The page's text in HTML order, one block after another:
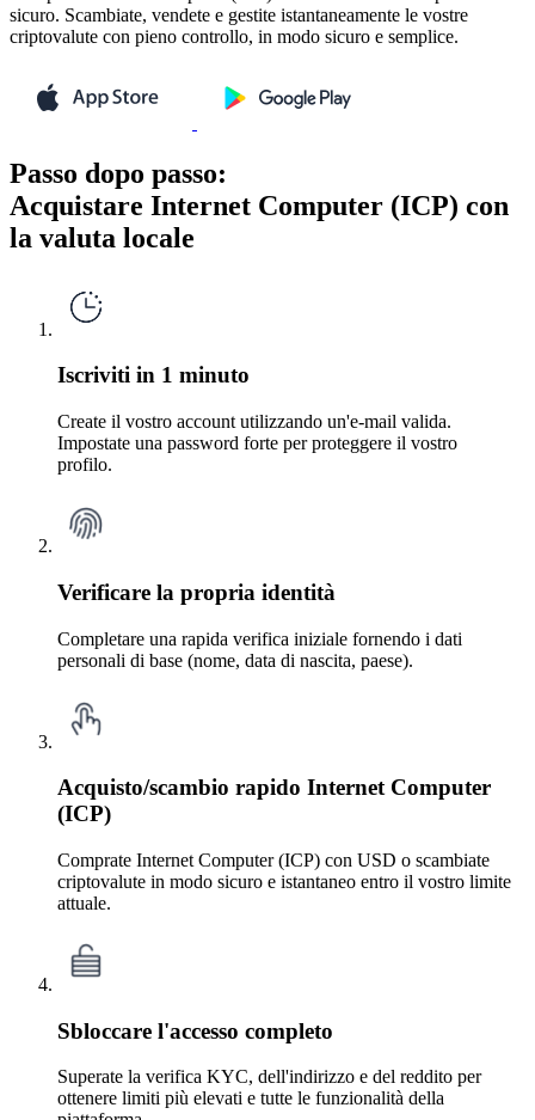
sicuro. Scambiate, vendete e gestite istantaneamente le vostre
criptovalute con pieno controllo, in modo sicuro e semplice.
Passo dopo passo:
Acquistare Internet Computer (ICP) con
la valuta locale
Iscriviti in 1 minuto
Create il vostro account utilizzando un'e-mail valida.
Impostate una password forte per proteggere il vostro
profilo.
Verificare la propria identità
Completare una rapida verifica iniziale fornendo i dati
personali di base (nome, data di nascita, paese).
Acquisto/scambio rapido Internet Computer
(ICP)
Comprate Internet Computer (ICP) con USD o scambiate
criptovalute in modo sicuro e istantaneo entro il vostro limite
attuale.
Sbloccare l'accesso completo
Superate la verifica KYC, dell'indirizzo e del reddito per
ottenere limiti più elevati e tutte le funzionalità della